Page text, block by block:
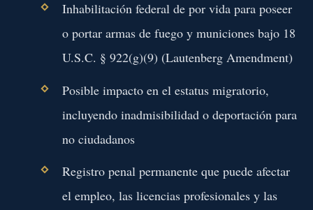
Inhabilitación federal de por vida para poseer
o portar armas de fuego y municiones bajo 18
U.S.C. § 922(g)(9) (Lautenberg Amendment)
Posible impacto en el estatus migratorio,
incluyendo inadmisibilidad o deportación para
no ciudadanos
Registro penal permanente que puede afectar
el empleo, las licencias profesionales y las